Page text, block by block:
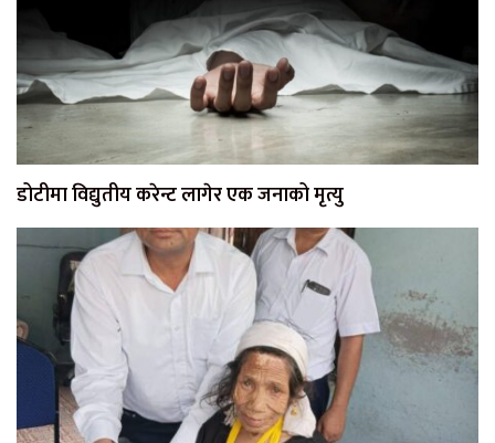
डोटीमा विद्युतीय करेन्ट लागेर एक जनाको मृत्यु